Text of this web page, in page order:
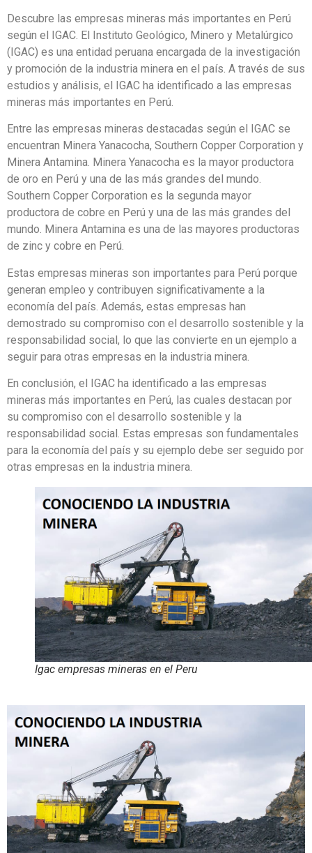
Descubre las empresas mineras más importantes en Perú
según el IGAC. El Instituto Geológico, Minero y Metalúrgico
(IGAC) es una entidad peruana encargada de la investigación
y promoción de la industria minera en el país. A través de sus
estudios y análisis, el IGAC ha identificado a las empresas
mineras más importantes en Perú.
Entre las empresas mineras destacadas según el IGAC se
encuentran Minera Yanacocha, Southern Copper Corporation y
Minera Antamina. Minera Yanacocha es la mayor productora
de oro en Perú y una de las más grandes del mundo.
Southern Copper Corporation es la segunda mayor
productora de cobre en Perú y una de las más grandes del
mundo. Minera Antamina es una de las mayores productoras
de zinc y cobre en Perú.
Estas empresas mineras son importantes para Perú porque
generan empleo y contribuyen significativamente a la
economía del país. Además, estas empresas han
demostrado su compromiso con el desarrollo sostenible y la
responsabilidad social, lo que las convierte en un ejemplo a
seguir para otras empresas en la industria minera.
En conclusión, el IGAC ha identificado a las empresas
mineras más importantes en Perú, las cuales destacan por
su compromiso con el desarrollo sostenible y la
responsabilidad social. Estas empresas son fundamentales
para la economía del país y su ejemplo debe ser seguido por
otras empresas en la industria minera.
Igac empresas mineras en el Peru